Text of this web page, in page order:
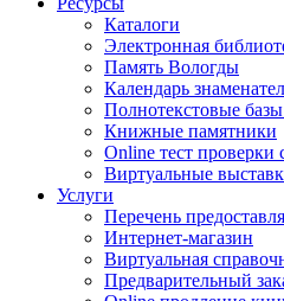
Каталоги
Электронная
Память Вологды
Календарь
Полнотекстовые
Книжные памятники
Online тест проверки
Виртуальные
Услуги
Перечень
Интернет-магазин
Виртуальная
Предварительный